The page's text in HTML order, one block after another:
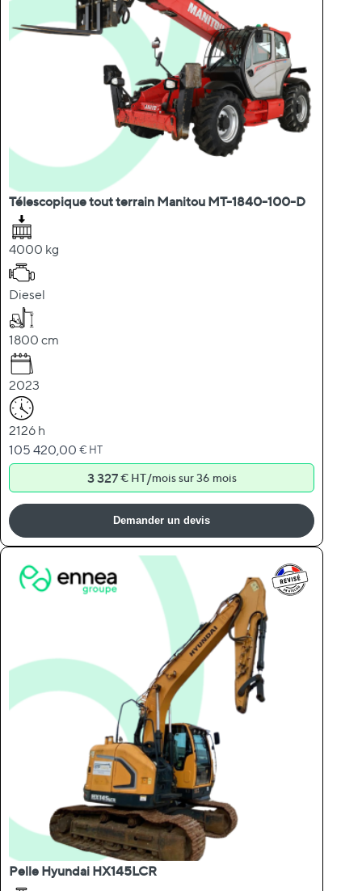
Télescopique tout terrain Manitou MT-1840-100-D
4000 kg
Diesel
1800 cm
2023
2126 h
105 420,00 € HT
3 327€ HT/mois sur 36 mois
Demander un devis
Pelle Hyundai HX145LCR